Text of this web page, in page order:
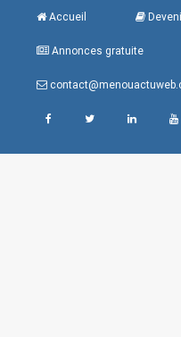
Accueil
Annonces gratuite